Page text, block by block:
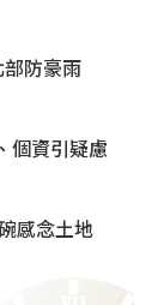
防豪雨
個資引疑慮
感念土地